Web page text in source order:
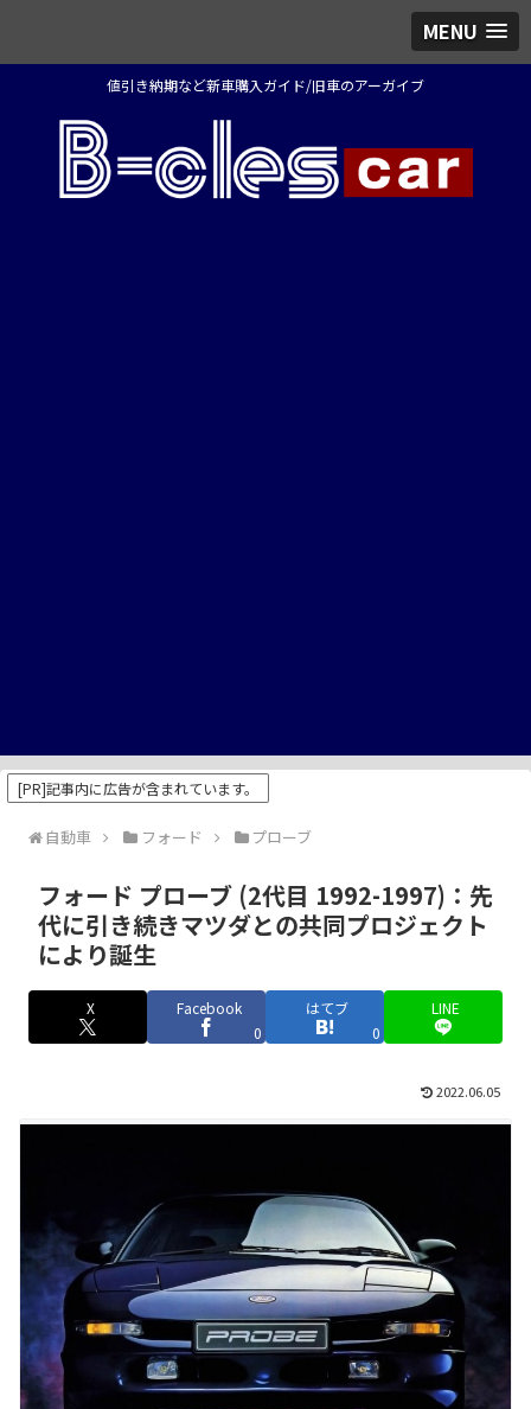
MENU
値引き納期など新車購入ガイド/旧車のアーガイブ
[PR]記事内に広告が含まれています。
自動車 フォード プローブ
フォード プローブ (2代目 1992-1997)：先
代に引き続きマツダとの共同プロジェクト
により誕生
X
Facebook
0
はてブ
0
LINE
2022.06.05